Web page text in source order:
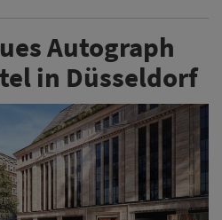
Autograph
in Düsseldorf